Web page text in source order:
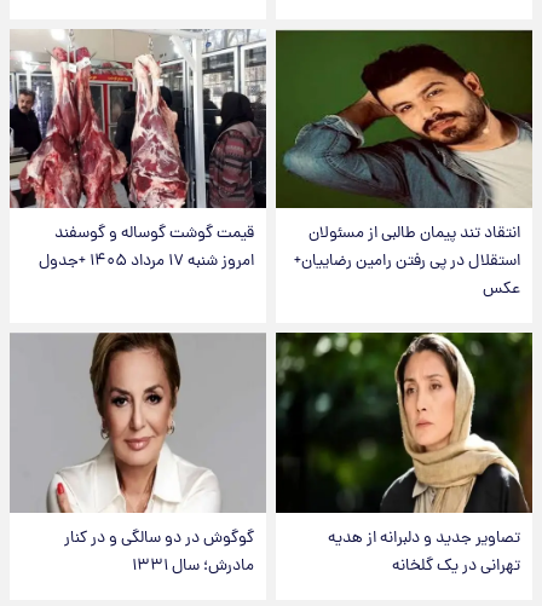
انتقاد تند پیمان طالبی از مسئولان
استقلال در پی رفتن رامین رضاییان+
عکس
قیمت گوشت گوساله و گوسفند
امروز شنبه ۱۷ مرداد ۱۴۰۵ +جدول
تصاویر جدید و دلبرانه از هدیه
تهرانی در یک گلخانه
گوگوش در دو سالگی و در کنار
مادرش؛ سال ۱۳۳۱